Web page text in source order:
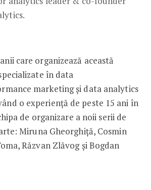
care organizează această
în data
marketing și data analytics
o experiență de peste 15 ani în
de organizare a noii serii de
Miruna Gheorghiță, Cosmin
Răzvan Zlăvog și Bogdan